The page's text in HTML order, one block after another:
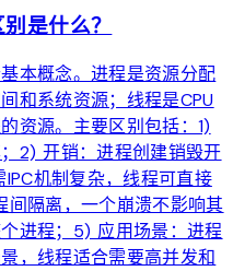
是什么？
本概念。进程是资源分配
和系统资源；线程是CPU
资源。主要区别包括：1)
2) 开销：进程创建销毁开
机制复杂，线程可直接
隔离，一个崩溃不影响其
进程；5) 应用场景：进程
，线程适合需要高并发和